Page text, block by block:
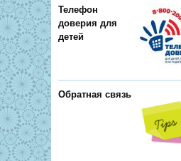
Телефон
доверия для
детей
Обратная связь